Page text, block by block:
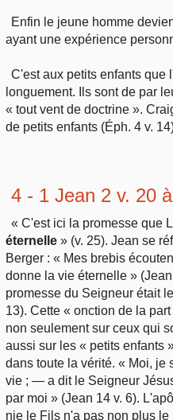
Enfin le jeune homme
ayant une expérience
C'est aux petits enfants que
longuement. Ils sont de par
« tout vent de doctrine ».
de petits enfants (Éph. 4 v.
4 - 1 Jean 2 v. 20
« C'est ici la promesse que
éternelle » (v. 25). Jean se
Berger : « Mes brebis
donne la vie éternelle »
promesse du Seigneur était
13). Cette « onction de la
non seulement sur ceux qui
aussi sur les « petits enfants
dans toute la vérité. « Moi, je
vie ; — a dit le Seigneur
par moi » (Jean 14 v. 6).
nie le Fils n'a pas non plus le